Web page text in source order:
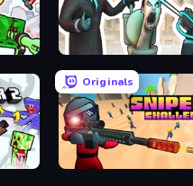
Skibidi Toilets: Infection
Originals
Sniper Challenge